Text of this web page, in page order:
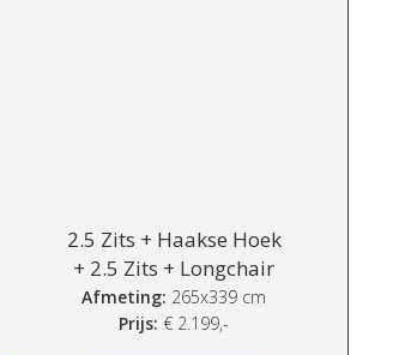
2.5 Zits + Haakse Hoek
+ 2.5 Zits + Longchair
Afmeting: 265x339 cm
Prijs: € 2.199,-